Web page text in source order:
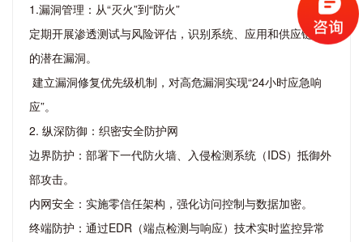
1.漏洞管理：从“灭火”到“防火”
定期开展渗透测试与风险评估，识别系统、应用和供应链中
的潜在漏洞。
建立漏洞修复优先级机制，对高危漏洞实现“24小时应急响
应”。
2. 纵深防御：织密安全防护网
边界防护：部署下一代防火墙、入侵检测系统（IDS）抵御外
部攻击。
内网安全：实施零信任架构，强化访问控制与数据加密。
终端防护：通过EDR（端点检测与响应）技术实时监控异常